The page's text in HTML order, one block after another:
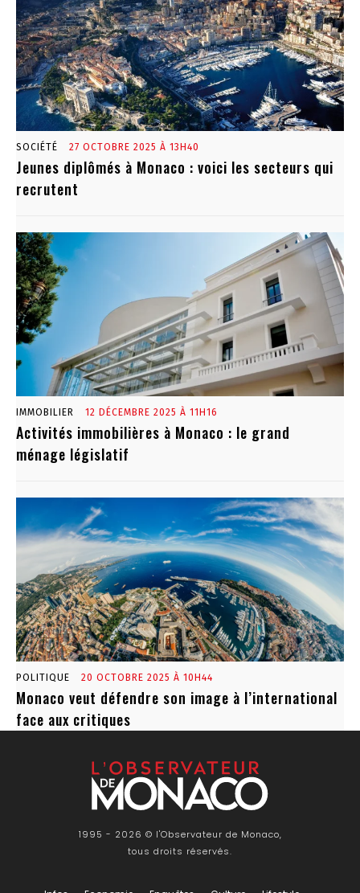
SOCIÉTÉ 27 OCTOBRE 2025 À 13H40
Jeunes diplômés à Monaco : voici les secteurs qui
recrutent
IMMOBILIER 12 DÉCEMBRE 2025 À 11H16
Activités immobilières à Monaco : le grand
ménage législatif
POLITIQUE 20 OCTOBRE 2025 À 10H44
Monaco veut défendre son image à l’international
face aux critiques
1995 - 2026 © l'Observateur de Monaco,
tous droits réservés.